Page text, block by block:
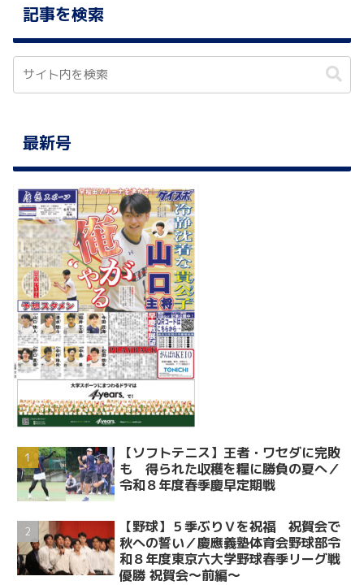
記事を検索
最新号
【ソフトテニス】王者・ワセダに完敗
も 得られた収穫を糧に勝負の夏へ／
令和８年度春季慶早定期戦
【野球】５季ぶりＶを祝福 祝賀会で
秋への誓い／慶應義塾体育会野球部令
和８年度東京六大学野球春季リーグ戦
優勝 祝賀会～前編～